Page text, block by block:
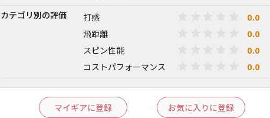
カテゴリ別の評価
打感 0.0
飛距離 0.0
スピン性能 0.0
コストパフォーマンス 0.0
マイギアに登録 お気に入りに登録